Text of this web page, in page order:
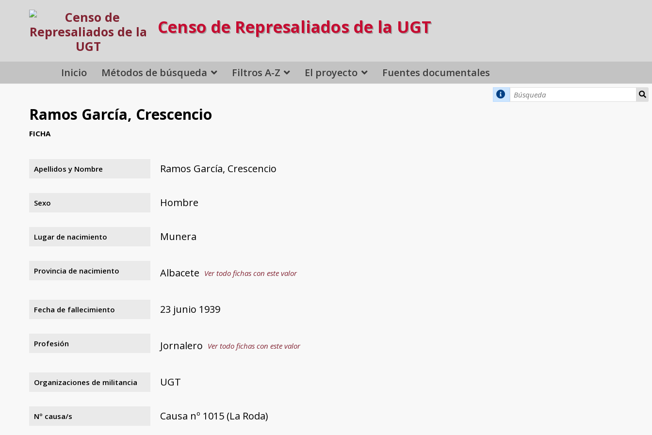
Censo de Represaliados de la UGT
Inicio Métodos de búsqueda Filtros A-Z El proyecto Fuentes documentales
Ramos García, Crescencio
FICHA
Apellidos y Nombre Ramos García, Crescencio
Sexo Hombre
Lugar de nacimiento Munera
Provincia de nacimiento Albacete Ver todo fichas con este valor
Fecha de fallecimiento 23 junio 1939
Profesión Jornalero Ver todo fichas con este valor
Organizaciones de militancia UGT
Nº causa/s Causa nº 1015 (La Roda)